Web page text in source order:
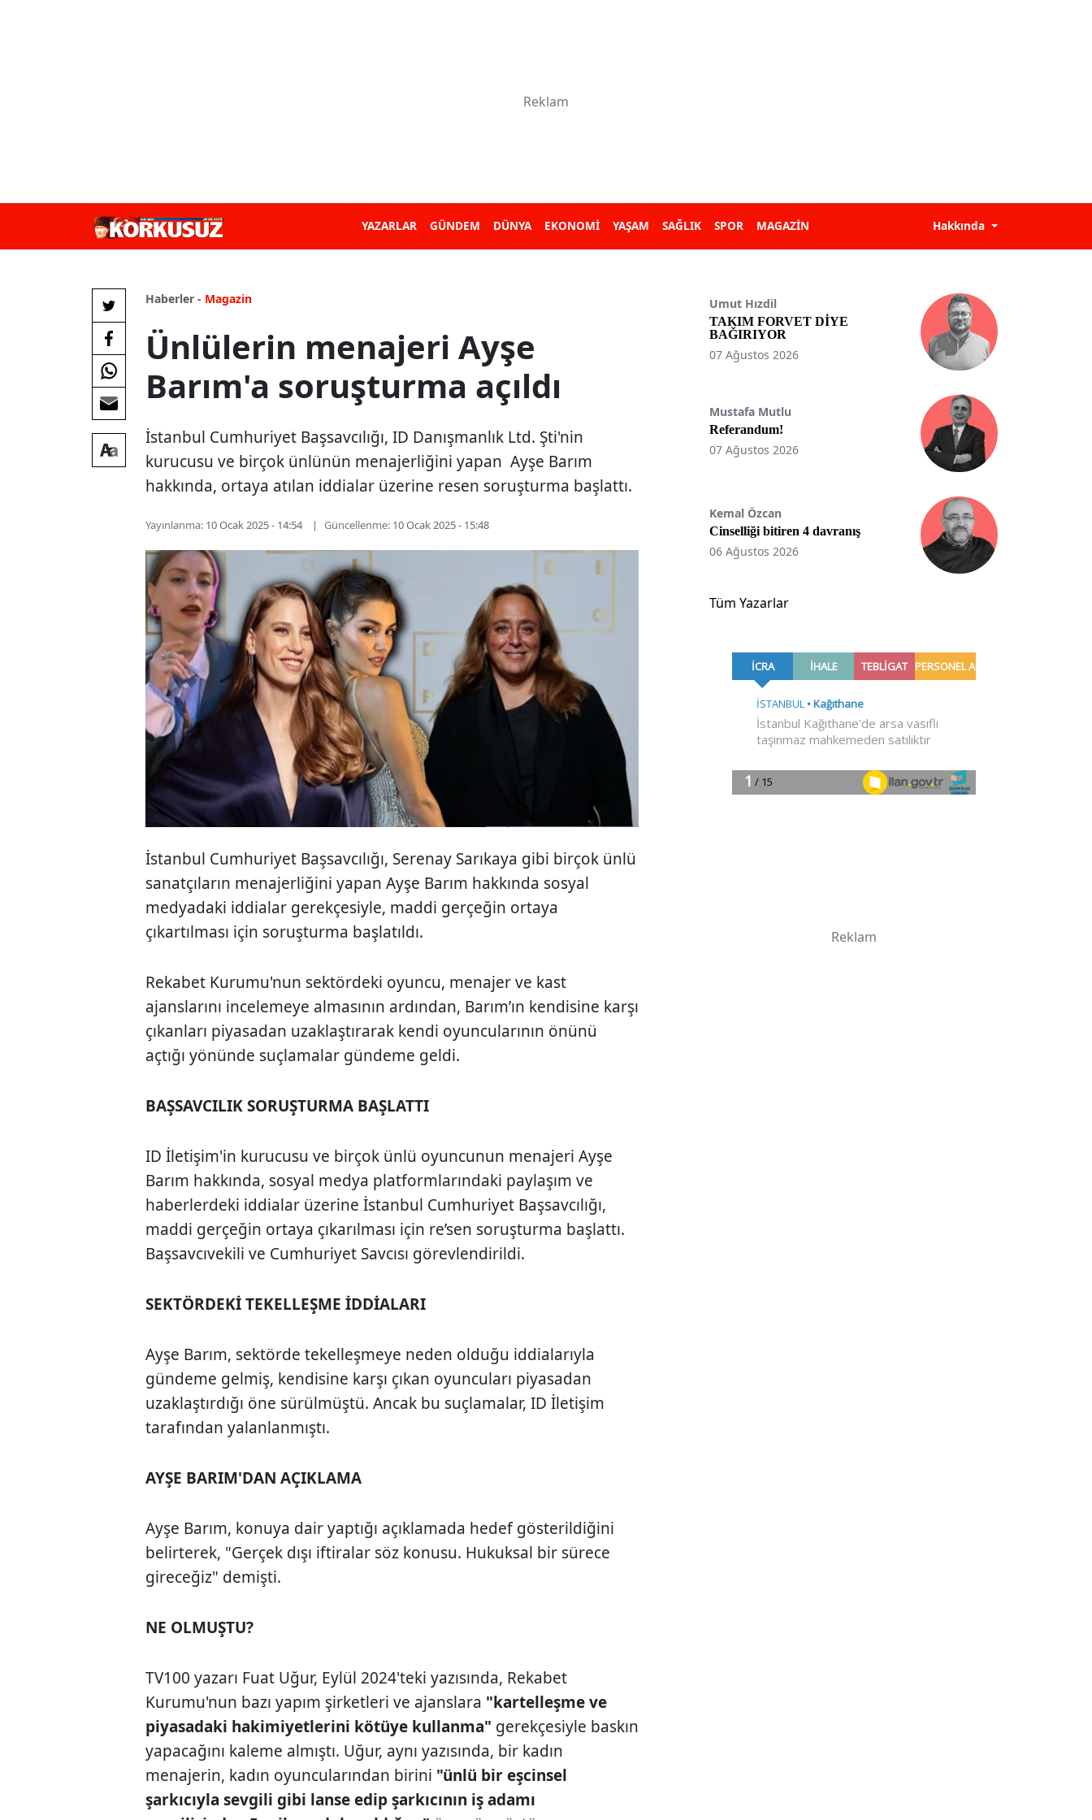
YAZARLAR GÜNDEM DÜNYA EKONOMİ YAŞAM SAĞLIK SPOR MAGAZİN Hakkında
Haberler - Magazin
Ünlülerin menajeri Ayşe
Barım'a soruşturma açıldı
İstanbul Cumhuriyet Başsavcılığı, ID Danışmanlık Ltd. Şti'nin
kurucusu ve birçok ünlünün menajerliğini yapan Ayşe Barım
hakkında, ortaya atılan iddialar üzerine resen soruşturma başlattı.
Yayınlanma: 10 Ocak 2025 - 14:54 Güncellenme: 10 Ocak 2025 - 15:48
İstanbul Cumhuriyet Başsavcılığı, Serenay Sarıkaya gibi birçok ünlü
sanatçıların menajerliğini yapan Ayşe Barım hakkında sosyal
medyadaki iddialar gerekçesiyle, maddi gerçeğin ortaya
çıkartılması için soruşturma başlatıldı.
Rekabet Kurumu'nun sektördeki oyuncu, menajer ve kast
ajanslarını incelemeye almasının ardından, Barım’ın kendisine karşı
çıkanları piyasadan uzaklaştırarak kendi oyuncularının önünü
açtığı yönünde suçlamalar gündeme geldi.
BAŞSAVCILIK SORUŞTURMA BAŞLATTI
ID İletişim'in kurucusu ve birçok ünlü oyuncunun menajeri Ayşe
Barım hakkında, sosyal medya platformlarındaki paylaşım ve
haberlerdeki iddialar üzerine İstanbul Cumhuriyet Başsavcılığı,
maddi gerçeğin ortaya çıkarılması için re’sen soruşturma başlattı.
Başsavcıvekili ve Cumhuriyet Savcısı görevlendirildi.
SEKTÖRDEKİ TEKELLEŞME İDDİALARI
Ayşe Barım, sektörde tekelleşmeye neden olduğu iddialarıyla
gündeme gelmiş, kendisine karşı çıkan oyuncuları piyasadan
uzaklaştırdığı öne sürülmüştü. Ancak bu suçlamalar, ID İletişim
tarafından yalanlanmıştı.
AYŞE BARIM'DAN AÇIKLAMA
Ayşe Barım, konuya dair yaptığı açıklamada hedef gösterildiğini
belirterek, "Gerçek dışı iftiralar söz konusu. Hukuksal bir sürece
gireceğiz" demişti.
NE OLMUŞTU?
TV100 yazarı Fuat Uğur, Eylül 2024'teki yazısında, Rekabet
Kurumu'nun bazı yapım şirketleri ve ajanslara "kartelleşme ve
piyasadaki hakimiyetlerini kötüye kullanma" gerekçesiyle baskın
yapacağını kaleme almıştı. Uğur, aynı yazısında, bir kadın
menajerin, kadın oyuncularından birini "ünlü bir eşcinsel
şarkıcıyla sevgili gibi lanse edip şarkıcının iş adamı
Umut Hızdil
TAKIM FORVET DİYE
BAĞIRIYOR
07 Ağustos 2026
Mustafa Mutlu
Referandum!
07 Ağustos 2026
Kemal Özcan
Cinselliği bitiren 4 davranış
06 Ağustos 2026
Tüm Yazarlar